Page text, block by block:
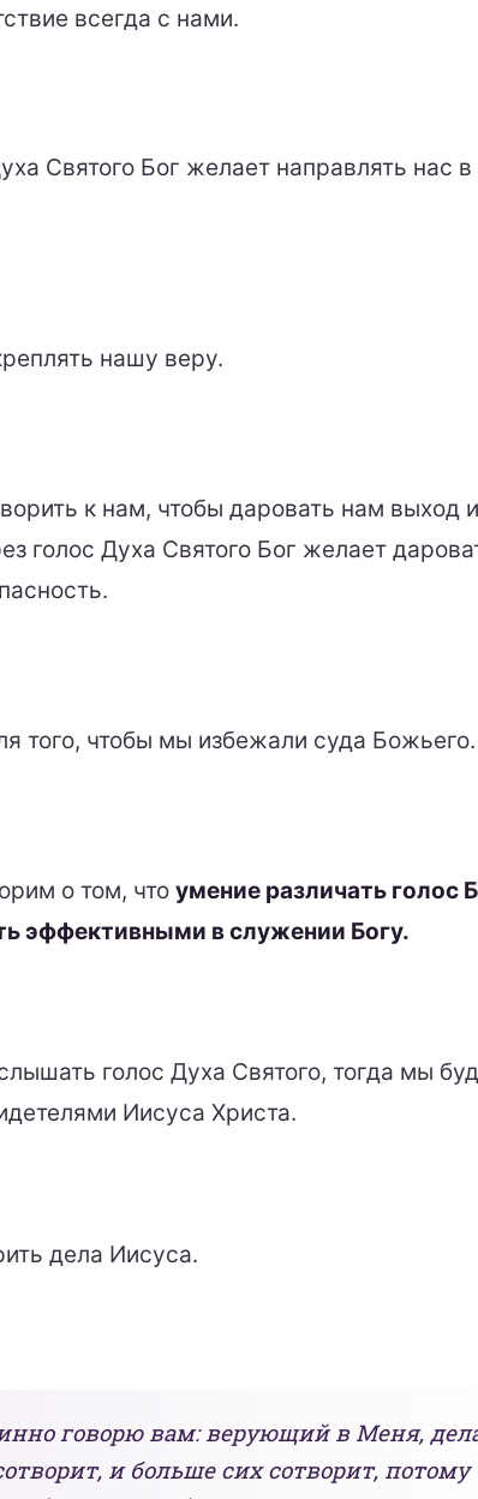
всегда с нами.
Святого Бог желает направлять нас в
нашу веру.
к нам, чтобы даровать нам выход
голос Духа Святого Бог желает
того, чтобы мы избежали суда Божьего.
о том, что умение различать голос
эффективными в служении Богу.
голос Духа Святого, тогда мы
Иисуса Христа.
дела Иисуса.
говорю вам: верующий в Меня,
и больше сих сотворит, потому